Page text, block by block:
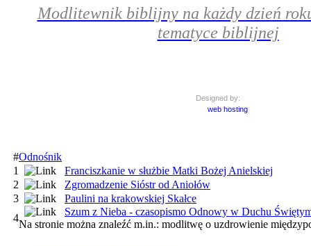
Modlitewnik biblijny na każdy dzień
tematyce biblijnej
Designed by:
web hosting
#Odnośnik
1
Franciszkanie w służbie Matki Bożej Anielskiej
2
Zgromadzenie Sióstr od Aniołów
3
Paulini na krakowskiej Skałce
4
Szum z Nieba - czasopismo Odnowy w Duchu
Na stronie można znaleźć m.in.: modlitwę o uzdrowienie